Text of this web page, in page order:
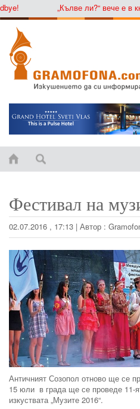
„Кълве ли?“ вече е в
Фестивал на
02.07.2016 , 17:13 | Автор :
Античният Созопол отново ще се
15 юли в града ще се проведе 11-
изкуствата „Музите 2016“.